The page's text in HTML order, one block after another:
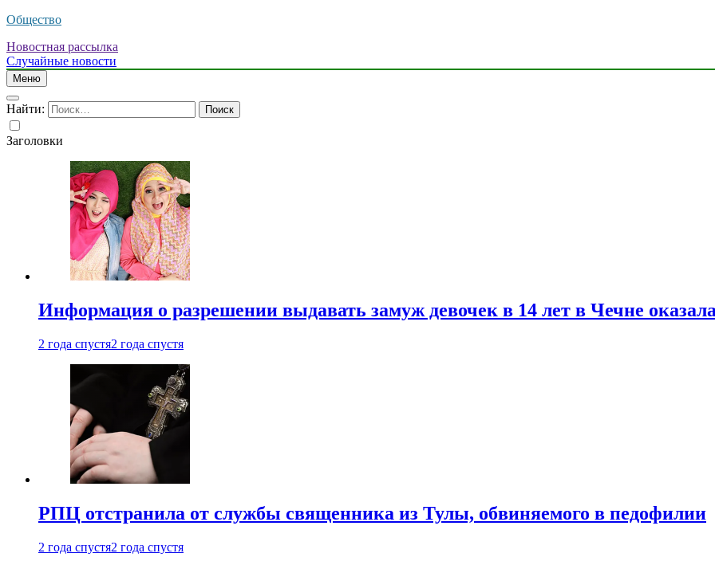
Общество
Новостная рассылка
Случайные новости
Меню
Найти:
Заголовки
Информация о разрешении выдавать замуж девочек в 14 лет в Чечне
2 года спустя2 года спустя
РПЦ отстранила от службы священника из Тулы, обвиняемого в педофилии
2 года спустя2 года спустя